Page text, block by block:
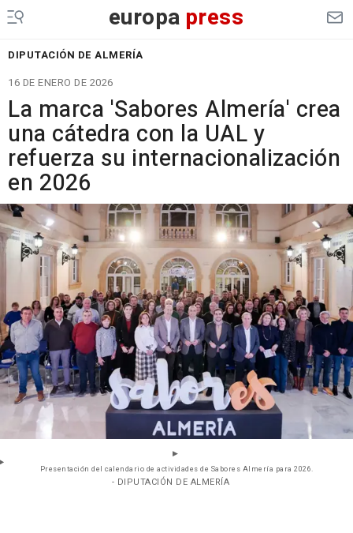
europa press
DIPUTACIÓN DE ALMERÍA
16 DE ENERO DE 2026
La marca 'Sabores Almería' crea
una cátedra con la UAL y
refuerza su internacionalización
en 2026
Presentación del calendario de actividades de Sabores Almería para 2026.
- DIPUTACIÓN DE ALMERÍA